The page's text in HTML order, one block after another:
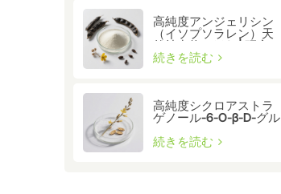
高純度アンジェリシン
（イソプソラレン）天
然抽出物 ≥98% | 研究・
医薬品グレード
続きを読む
高純度シクロアストラ
ゲノール-6-O-β-D-グル
コシド（CAS 86764-
12-7）
続きを読む